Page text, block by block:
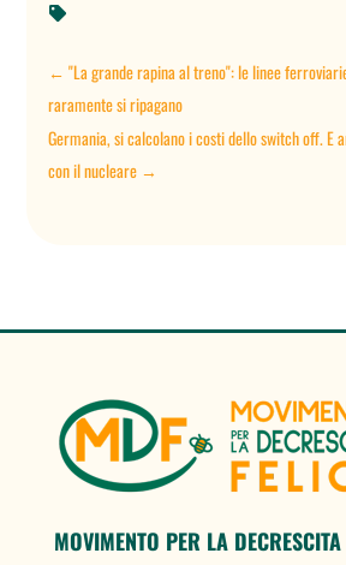

←"La grande rapina al treno": le linee
raramente si ripagano
Germania, si calcolano i costi dello switch off. E
con il nucleare →
MOVIMENTO PER LA